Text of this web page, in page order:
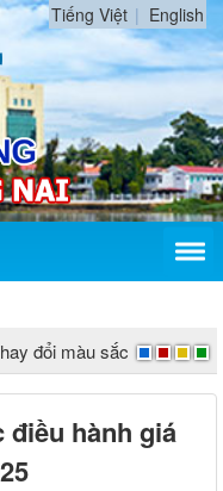
Tiếng Việt English
đổi màu sắc
điều hành giá